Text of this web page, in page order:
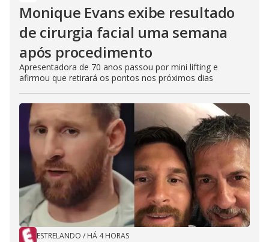
Monique Evans exibe resultado
de cirurgia facial uma semana
após procedimento
Apresentadora de 70 anos passou por mini lifting e
afirmou que retirará os pontos nos próximos dias
ESTRELANDO / HÁ 4 HORAS